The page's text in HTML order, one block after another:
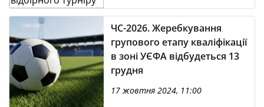
ЧС-2026. Жеребкування
групового етапу кваліфікації
в зоні УЄФА відбудеться 13
грудня
17 жовтня 2024, 11:00